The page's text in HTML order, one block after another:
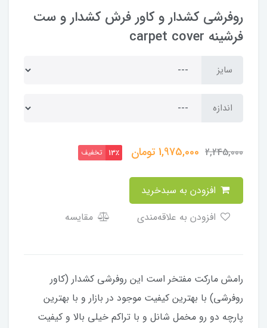
روفرشی کشدار و کاور فرش کشدار و ست
فرشینه carpet cover
سایز
اندازه
2,245,000
1,975,000تومان 13٪ تخفیف
مقایسه
رامش مارکت مفتخر است این روفرشی کشدار (کاور
روفرشی) با بهترین کیفیت موجود در بازار و با بهترین
پارچه دو رو مخمل شانل و با تراکم خیلی بالا و کیفیت